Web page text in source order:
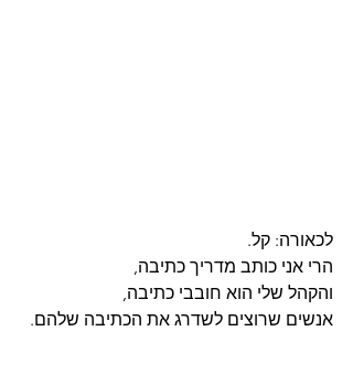
לכאורה: קל.
הרי אני כותב מדריך כתיבה,
והקהל שלי הוא חובבי כתיבה,
אנשים שרוצים לשדרג את הכתיבה שלהם.